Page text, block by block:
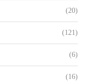
(20)
(121)
(6)
(16)